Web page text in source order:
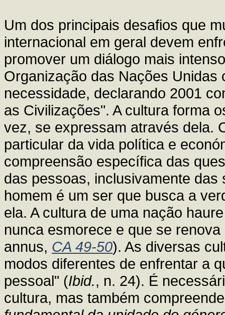
Um dos principais desafios que
internacional em geral devem
promover um diálogo mais
Organização das Nações
necessidade, declarando 2001
as Civilizações". A cultura forma
vez, se expressam através dela.
particular da vida política e
compreensão específica das
das pessoas, inclusivamente
homem é um ser que busca a
ela. A cultura de uma nação
nunca esmorece e que se
annus, CA 49-50). As diversas
modos diferentes de enfrentar a
pessoal" (Ibid., n. 24). É
cultura, mas também